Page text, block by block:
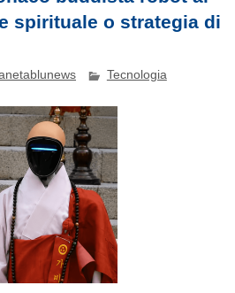
spirituale o strategia di
Tecnologia